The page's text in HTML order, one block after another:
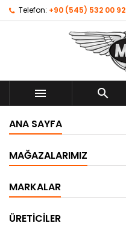
Telefon: +90 (545) 532 00 92
 
ANA SAYFA
MAĞAZALARIMIZ
MARKALAR
ÜRETICILER